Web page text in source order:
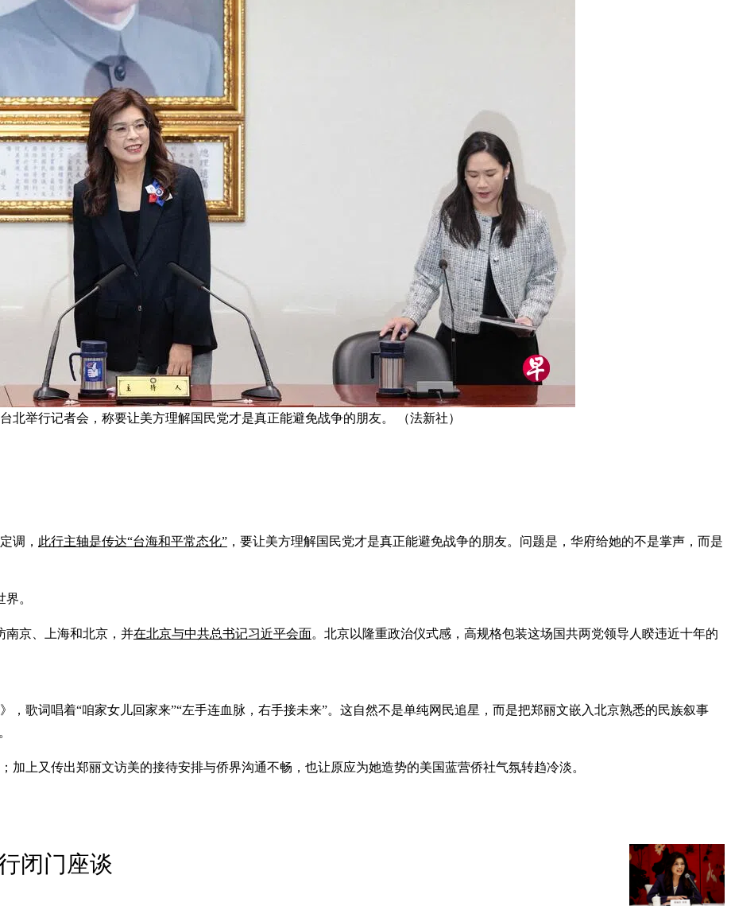
北举行记者会，称要让美方理解国民党才是真正能避免战争的朋友。 （法新社）
调， 此行主轴是传达“台海和平常态化” ，要让美方理解国民党才是真正能避免战争的朋友。问题是，华府给她的不是掌声，而是
。
南京、上海和北京，并在北京与中共总书记习近平会面。北京以隆重政治仪式感，高规格包装这场国共两党领导人睽违近十年的
，歌词唱着“咱家女儿回家来”“左手连血脉，右手接未来”。这自然不是单纯网民追星，而是把郑丽文嵌入北京熟悉的民族叙事
上又传出郑丽文访美的接待安排与侨界沟通不畅，也让原应为她造势的美国蓝营侨社气氛转趋冷淡。
闭门座谈